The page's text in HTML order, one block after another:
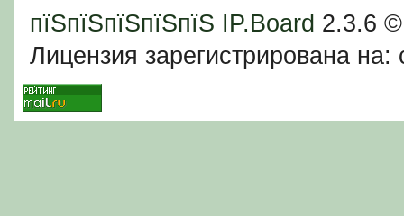
пїЅпїЅпїЅпїЅпїЅ IP.Board 2.3.6
Лицензия зарегистрирована